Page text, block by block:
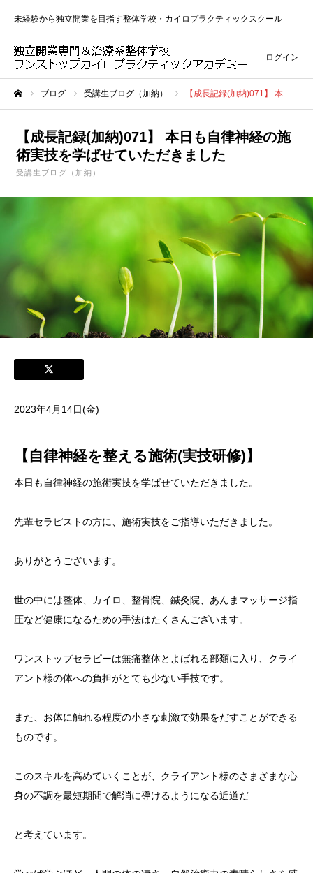
未経験から独立開業を目指す整体学校・カイロプラクティックスクール
ログイン
ブログ 受講生ブログ（加納） 【成長記録(加納)071】 本日も自律神経の施術実技を学ばせていただきました
【成長記録(加納)071】 本日も自律神経の施
術実技を学ばせていただきました
受講生ブログ（加納）
2023年4月14日(金)
【自律神経を整える施術(実技研修)】
本日も自律神経の施術実技を学ばせていただきました。
先輩セラピストの方に、施術実技をご指導いただきました。
ありがとうございます。
世の中には整体、カイロ、整骨院、鍼灸院、あんまマッサージ指
圧など健康になるための手法はたくさんございます。
ワンストップセラピーは無痛整体とよばれる部類に入り、クライ
アント様の体への負担がとても少ない手技です。
また、お体に触れる程度の小さな刺激で効果をだすことができる
ものです。
このスキルを高めていくことが、クライアント様のさまざまな心
身の不調を最短期間で解消に導けるようになる近道だ
と考えています。